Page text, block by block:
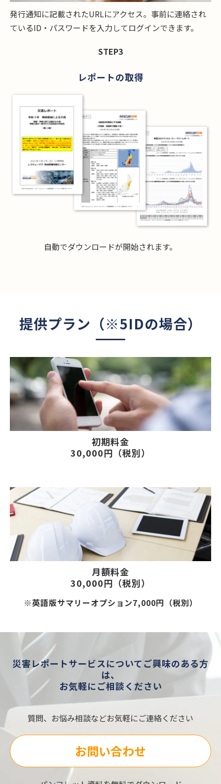
発行通知に記載されたURLにアクセス。事前に連絡され
ているID・パスワードを入力してログインできます。
STEP3
レポートの取得
自動でダウンロードが開始されます。
提供プラン（※5IDの場合）
初期料金
30,000円（税別）
月額料金
30,000円（税別）
※英語版サマリーオプション7,000円（税別）
災害レポートサービスについてご興味のある方
は、
お気軽にご相談ください
質問、お悩み相談などお気軽にご連絡ください
お問い合わせ